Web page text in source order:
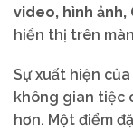
video, hình ảnh,
hiển thị trên
Sự xuất hiện
không gian tiệc
hơn. Một điểm